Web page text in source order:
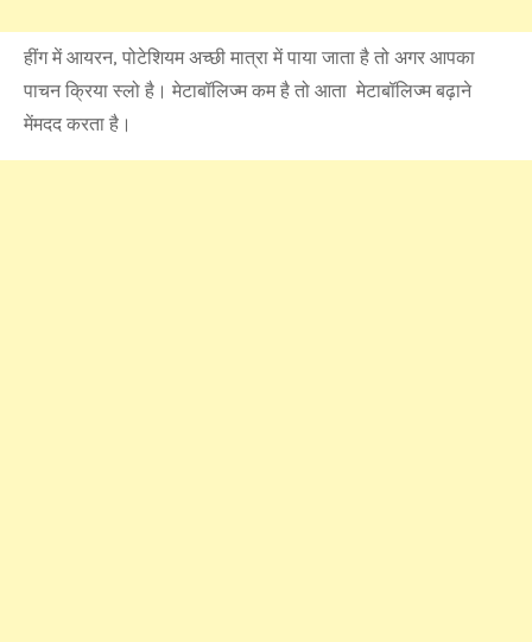
हींग में आयरन, पोटेशियम अच्छी मात्रा में पाया जाता है तो अगर आपका
पाचन क्रिया स्लो है। मेटाबॉलिज्म कम है तो आता मेटाबॉलिज्म बढ़ाने
मेंमदद करता है।